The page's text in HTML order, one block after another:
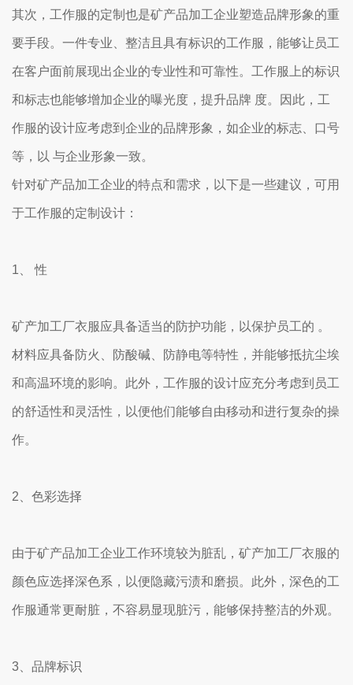
其次，工作服的定制也是矿产品加工企业塑造品牌形象的重
要手段。一件专业、整洁且具有标识的工作服，能够让员工
在客户面前展现出企业的专业性和可靠性。工作服上的标识
和标志也能够增加企业的曝光度，提升品牌 度。因此，工
作服的设计应考虑到企业的品牌形象，如企业的标志、口号
等，以 与企业形象一致。
针对矿产品加工企业的特点和需求，以下是一些建议，可用
于工作服的定制设计：
1、 性
矿产加工厂衣服应具备适当的防护功能，以保护员工的 。
材料应具备防火、防酸碱、防静电等特性，并能够抵抗尘埃
和高温环境的影响。此外，工作服的设计应充分考虑到员工
的舒适性和灵活性，以便他们能够自由移动和进行复杂的操
作。
2、色彩选择
由于矿产品加工企业工作环境较为脏乱，矿产加工厂衣服的
颜色应选择深色系，以便隐藏污渍和磨损。此外，深色的工
作服通常更耐脏，不容易显现脏污，能够保持整洁的外观。
3、品牌标识